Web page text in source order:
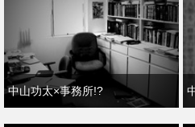
中山功太×事務所!?